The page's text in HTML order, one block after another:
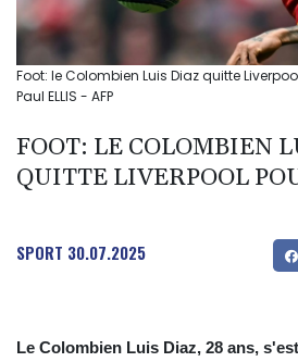
Foot: le Colombien Luis Diaz quitte
Paul ELLIS - AFP
FOOT: LE COLOMBIEN
QUITTE LIVERPOOL
SPORT 30.07.2025
Le Colombien Luis Diaz, 28 ans,